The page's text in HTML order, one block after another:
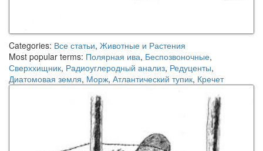
Categories: Все статьи, Животные и Растения
Most popular terms: Полярная ива, Беспозвоночные,
Сверххищник, Радиоуглеродный анализ, Редуценты,
Диатомовая земля, Морж, Атлантический тупик, Кречет